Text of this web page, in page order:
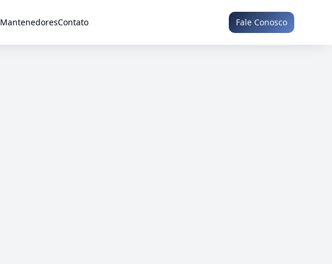
MantenedoresContato Fale Conosco